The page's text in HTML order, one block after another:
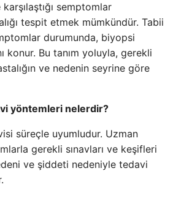
semptomlar
tespit etmek mümkündür. Tabii
durumunda, biyopsi
konur. Bu tanım yoluyla, gerekli
ve nedenin seyrine göre
yöntemleri nelerdir?
süreçle uyumludur. Uzman
gerekli sınavları ve keşifleri
ve şiddeti nedeniyle tedavi